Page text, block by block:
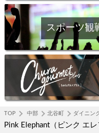
スポーツ観
TOP 中部 北谷町 ダイニン
Pink Elephant（ピンク エレ